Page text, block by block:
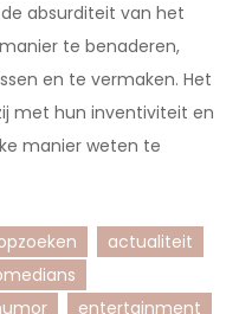
absurditeit van het
te benaderen,
en te vermaken. Het
met hun inventiviteit en
manier weten te
actualiteit
entertainment